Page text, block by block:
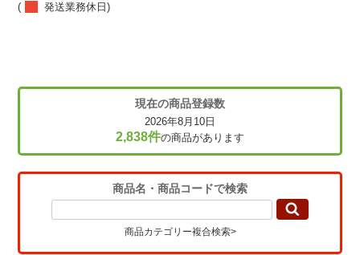
( 発送業務休日)
現在の商品登録数
2026年8月10日
2,838件の商品があります
商品名・商品コードで検索
商品カテゴリー複合検索>